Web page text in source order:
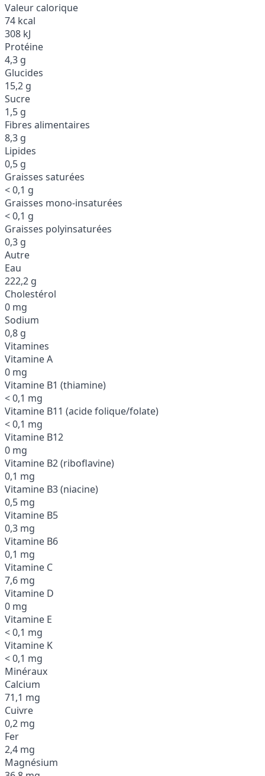
Valeur calorique
74 kcal
308 kJ
Protéine
4,3 g
Glucides
15,2 g
Sucre
1,5 g
Fibres alimentaires
8,3 g
Lipides
0,5 g
Graisses saturées
< 0,1 g
Graisses mono-insaturées
< 0,1 g
Graisses polyinsaturées
0,3 g
Autre
Eau
222,2 g
Cholestérol
0 mg
Sodium
0,8 g
Vitamines
Vitamine A
0 mg
Vitamine B1 (thiamine)
< 0,1 mg
Vitamine B11 (acide folique/folate)
< 0,1 mg
Vitamine B12
0 mg
Vitamine B2 (riboflavine)
0,1 mg
Vitamine B3 (niacine)
0,5 mg
Vitamine B5
0,3 mg
Vitamine B6
0,1 mg
Vitamine C
7,6 mg
Vitamine D
0 mg
Vitamine E
< 0,1 mg
Vitamine K
< 0,1 mg
Minéraux
Calcium
71,1 mg
Cuivre
0,2 mg
Fer
2,4 mg
Magnésium